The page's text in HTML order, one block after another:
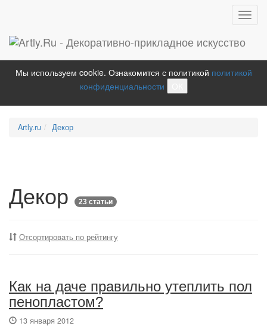
Мы используем cookie. Ознакомится с политикой политикой
конфиденциальности
Artly.ru Декор
Декор 23 статьи
Отсортировать по рейтингу
Как на даче правильно утеплить пол
пенопластом?
13 января 2012